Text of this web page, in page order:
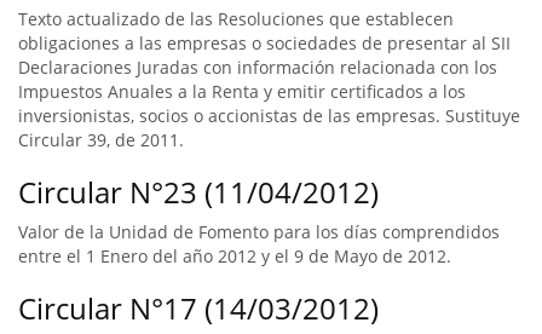
Texto actualizado de las Resoluciones que establecen
obligaciones a las empresas o sociedades de presentar al SII
Declaraciones Juradas con información relacionada con los
Impuestos Anuales a la Renta y emitir certificados a los
inversionistas, socios o accionistas de las empresas. Sustituye
Circular 39, de 2011.
Circular N°23 (11/04/2012)
Valor de la Unidad de Fomento para los días comprendidos
entre el 1 Enero del año 2012 y el 9 de Mayo de 2012.
Circular N°17 (14/03/2012)